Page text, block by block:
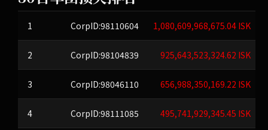
1 CorpID:98110604 1,080,609,968,675.04 ISK
2 CorpID:98104839 925,643,523,324.62 ISK
3 CorpID:98046110 656,988,350,169.22 ISK
4 CorpID:98111085 495,741,929,345.45 ISK